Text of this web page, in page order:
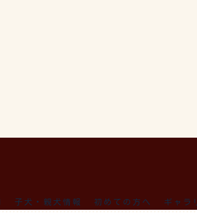
子犬・親犬情報 初めての方へ ギャラ